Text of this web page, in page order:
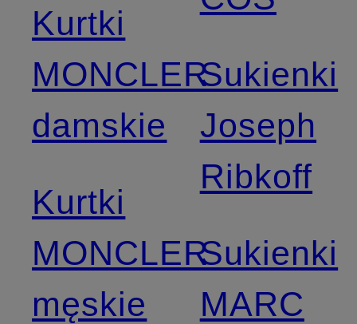
Kurtki
MONCLER
damskie
Kurtki
MONCLER
męskie
Sukienki
Joseph
Ribkoff
Sukienki
MARC